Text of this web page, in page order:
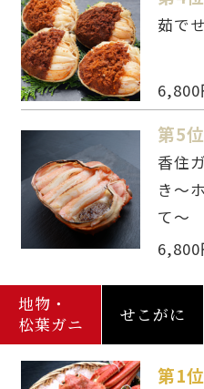
茹で
6,800
第5位
香住
き～
て～
6,800
地物・
松葉ガニ
せこがに
第1位